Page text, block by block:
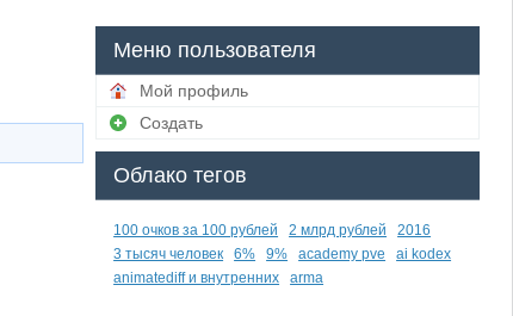
Меню пользователя
Мой профиль
Создать
Облако тегов
100 очков за 100 рублей 2 млрд рублей
2016
3 тысяч человек
6% 9% academy pve
ai kodex
animatediff и внутренних
arma